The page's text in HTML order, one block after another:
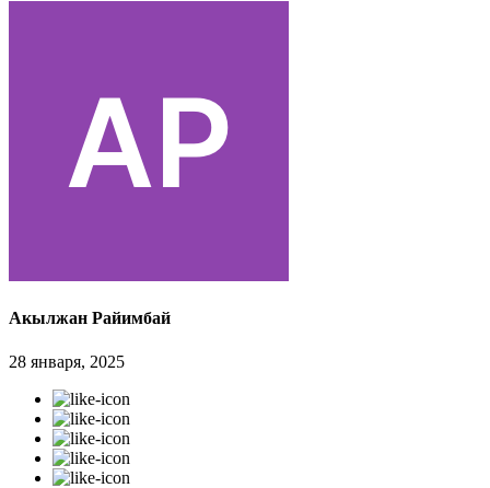
Акылжан Райимбай
28 января, 2025